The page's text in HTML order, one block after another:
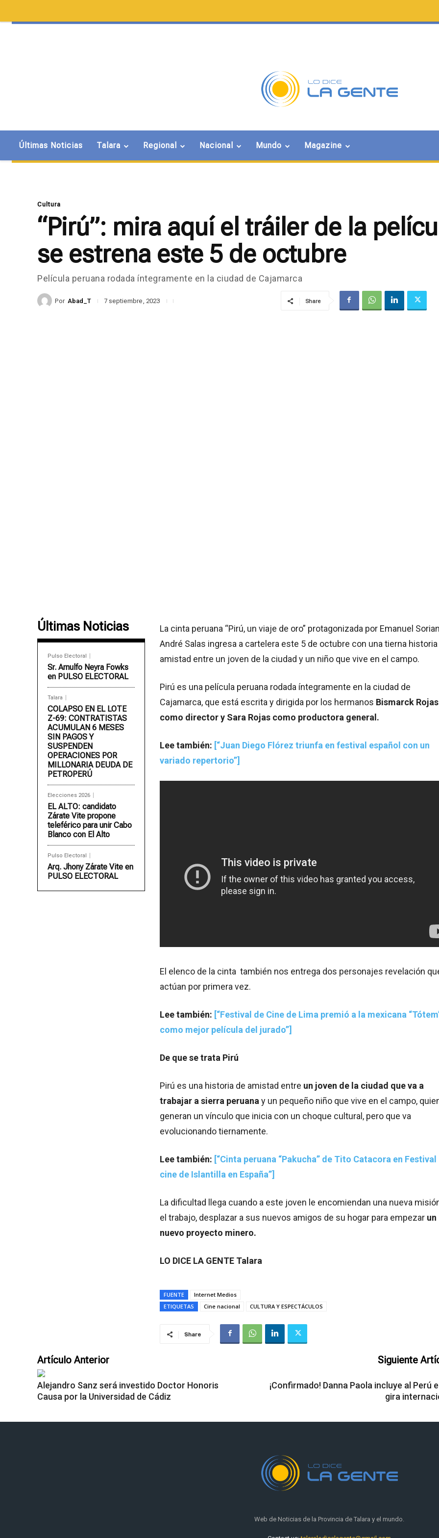
Últimas Noticias Talara Regional Nacional Mundo Magazine
Cultura
“Pirú”: mira aquí el tráiler de la
se estrena este 5 de octubre
Película peruana rodada íntegramente en la ciudad de Cajamarca
Por Abad_T 7 septiembre, 2023 Share
Últimas Noticias
Pulso Electoral
Sr. Arnulfo Neyra Fowks
en PULSO ELECTORAL
Talara
COLAPSO EN EL LOTE
Z-69: CONTRATISTAS
ACUMULAN 6 MESES
SIN PAGOS Y
SUSPENDEN
OPERACIONES POR
MILLONARIA DEUDA DE
PETROPERÚ
Elecciones 2026
EL ALTO: candidato
Zárate Vite propone
teleférico para unir Cabo
Blanco con El Alto
Pulso Electoral
Arq. Jhony Zárate Vite en
PULSO ELECTORAL
La cinta peruana “Pirú, un viaje de oro” protagonizada por Emanuel
André Salas ingresa a cartelera este 5 de octubre con una tierna
amistad entre un joven de la ciudad y un niño que vive en el campo.
Pirú es una película peruana rodada íntegramente en la ciudad de
Cajamarca, que está escrita y dirigida por los hermanos Bismarck Rojas
como director y Sara Rojas como productora general.
Lee también: [“Juan Diego Flórez triunfa en festival español con un
variado repertorio”]
El elenco de la cinta también nos entrega dos personajes revelación
actúan por primera vez.
Lee también: [“Festival de Cine de Lima premió a la mexicana
como mejor película del jurado”]
De que se trata Pirú
Pirú es una historia de amistad entre un joven de la ciudad que va a
trabajar a sierra peruana y un pequeño niño que vive en el campo,
generan un vínculo que inicia con un choque cultural, pero que va
evolucionando tiernamente.
Lee también: [“Cinta peruana “Pakucha” de Tito Catacora en Festival
cine de Islantilla en España”]
La dificultad llega cuando a este joven le encomiendan una nueva
el trabajo, desplazar a sus nuevos amigos de su hogar para empezar un
nuevo proyecto minero.
LO DICE LA GENTE Talara
FUENTE
Internet Medios
ETIQUETAS
Cine nacional CULTURA Y ESPECTÁCULOS
Share
Artículo Anterior
Alejandro Sanz será investido Doctor Honoris
Causa por la Universidad de Cádiz
Siguiente
¡Confirmado! Danna Paola incluye al Perú
gira
Web de Noticias de la Provincia de Talara y el mundo.